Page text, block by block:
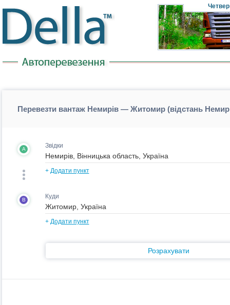
Четвер
Перевезти вантаж Немирів — Житомир (відстань
A Звідки
+ Додати пункт
B Куди
+ Додати пункт
Розрахувати